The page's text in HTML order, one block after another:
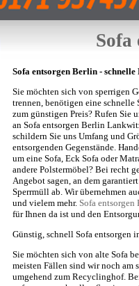
Sofa entsorgen Berlin -
Sie möchten sich von sperrigen
trennen, benötigen eine schnelle
zum günstigen Preis? Rufen Sie
an Sofa entsorgen Berlin
schildern Sie uns Umfang und
entsorgenden Gegenstände.
um eine Sofa, Eck Sofa oder
andere Polstermöbel? Bei recht
Angebot sagen, an dem
Sperrmüll ab. Wir übernehmen
und vielem mehr. Sofa entsorgen
für Ihnen da ist und den
Günstig, schnell Sofa
Sie möchten sich von alte Sofa
meisten Fällen sind wir noch am
umgehend zum Recyclinghof.